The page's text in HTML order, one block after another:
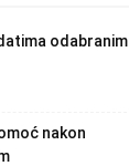
odabranim
nakon